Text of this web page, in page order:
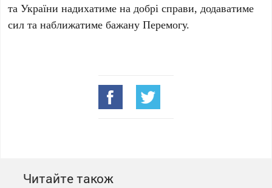
та України надихатиме на добрі справи, додаватиме
сил та наближатиме бажану Перемогу.
Читайте також